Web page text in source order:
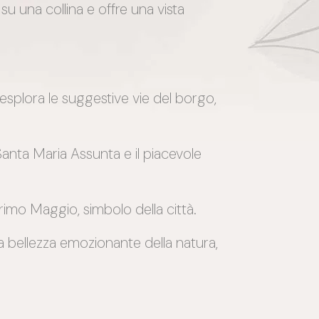
una collina e offre una vista
le suggestive vie del borgo,
Maria Assunta e il piacevole
Maggio, simbolo della città.
emozionante della natura,